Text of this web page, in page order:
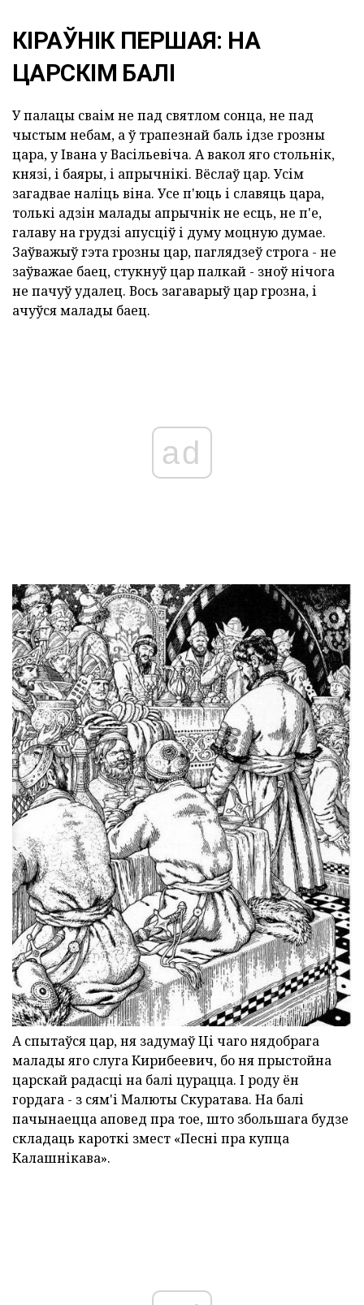
КІРАЎНІК ПЕРШАЯ: НА
ЦАРСКІМ БАЛІ
У палацы сваім не пад святлом сонца, не пад
чыстым небам, а ў трапезнай баль ідзе грозны
цара, у Івана у Васільевіча. А вакол яго стольнік,
князі, і баяры, і апрычнікі. Вёслаў цар. Усім
загадвае наліць віна. Усе п'юць і славяць цара,
толькі адзін малады апрычнік не есць, не п'е,
галаву на грудзі апусціў і думу моцную думае.
Заўважыў гэта грозны цар, паглядзеў строга - не
заўважае баец, стукнуў цар палкай - зноў нічога
не пачуў удалец. Вось загаварыў цар грозна, і
ачуўся малады баец.
ad
А спытаўся цар, ня задумаў Ці чаго нядобрага
малады яго слуга Кирибеевич, бо ня прыстойна
царскай радасці на балі цурацца. І роду ён
гордага - з сям'і Малюты Скуратава. На балі
пачынаецца аповед пра тое, што збольшага будзе
складаць кароткі змест «Песні пра купца
Калашнікава».